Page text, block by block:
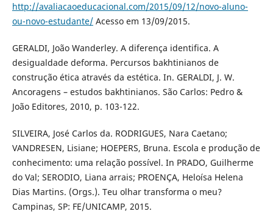
http://avaliacaoeducacional.com/2015/09/12/novo-aluno-
ou-novo-estudante/Acesso em 13/09/2015.
GERALDI, João Wanderley. A diferença identifica. A
desigualdade deforma. Percursos bakhtinianos de
construção ética através da estética. In. GERALDI, J. W.
Ancoragens – estudos bakhtinianos. São Carlos: Pedro &
João Editores, 2010, p. 103-122.
SILVEIRA, José Carlos da. RODRIGUES, Nara Caetano;
VANDRESEN, Lisiane; HOEPERS, Bruna. Escola e produção de
conhecimento: uma relação possível. In PRADO, Guilherme
do Val; SERODIO, Liana arrais; PROENÇA, Heloísa Helena
Dias Martins. (Orgs.). Teu olhar transforma o meu?
Campinas, SP: FE/UNICAMP, 2015.